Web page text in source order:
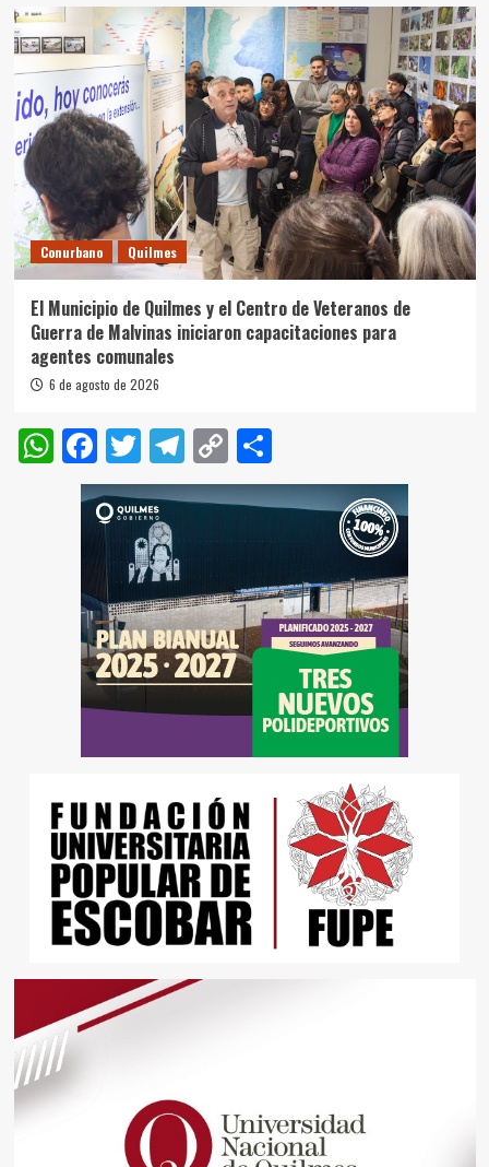
Conurbano Quilmes
El Municipio de Quilmes y el Centro de Veteranos de
Guerra de Malvinas iniciaron capacitaciones para
agentes comunales
6 de agosto de 2026
WhatsApp
Facebook
Twitter
Telegram
Copy
Link
Compartir